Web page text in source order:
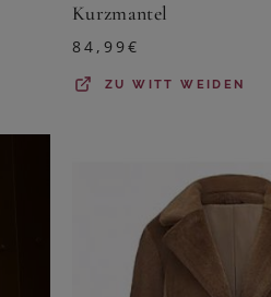
Kurzmantel
84,99€
ZUWITT WEIDEN